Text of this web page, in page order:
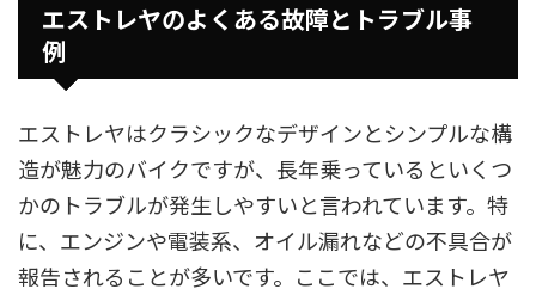
エストレヤのよくある故障とトラブル事
例
エストレヤはクラシックなデザインとシンプルな構
造が魅力のバイクですが、長年乗っているといくつ
かのトラブルが発生しやすいと言われています。特
に、エンジンや電装系、オイル漏れなどの不具合が
報告されることが多いです。ここでは、エストレヤ